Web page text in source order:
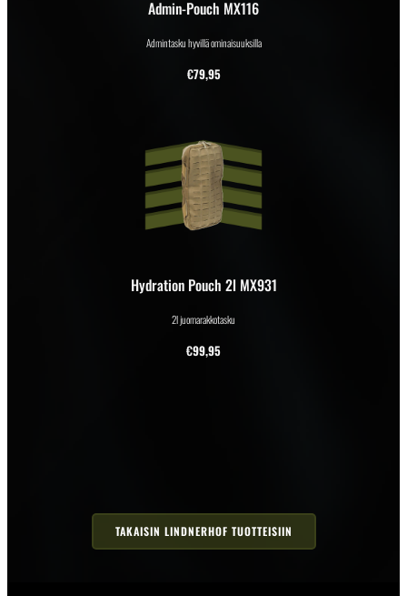
Admin-Pouch MX116
Admintasku hyvillä ominaisuuksilla
€79,95
Hydration Pouch 2l MX931
2l juomarakkotasku
€99,95
TAKAISIN LINDNERHOF TUOTTEISIIN